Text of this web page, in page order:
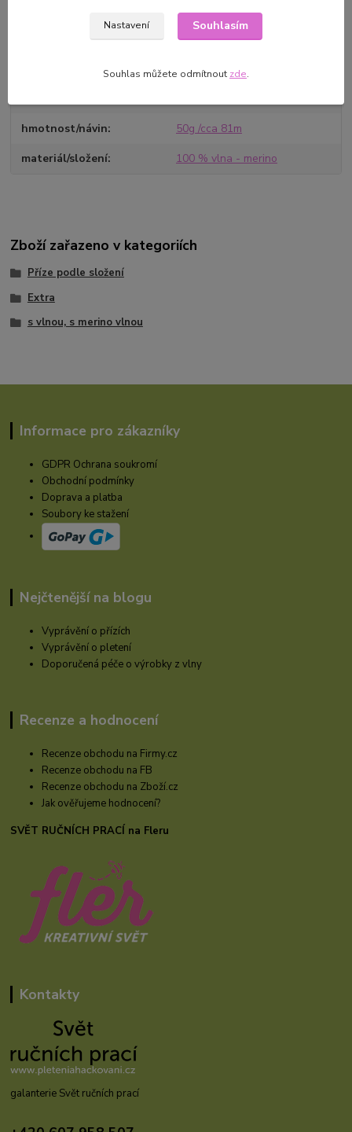
Výrobce/dovozce
VlnaHep s.r.o. Polní 222 41, 48
hmotnost/návin 50g /cca 81m
materiál/složení 100 % vlna - merino
Zboží zařazeno v kategoriích
Příze podle složení
Extra
s vlnou, s merino vlnou
Informace pro zákazníky
GDPR Ochrana soukromí
Obchodní podmínky
Doprava a platba
Soubory ke stažení
Nejčtenější na blogu
Vyprávění o přízích
Vyprávění o pletení
Doporučená péče o výrobky z vlny
Recenze a hodnocení
Recenze obchodu na Firmy.cz
Recenze obchodu na FB
Recenze obchodu na Zboží.cz
Jak ověřujeme hodnocení?
SVĚT RUČNÍCH PRACÍ na Fleru
Kontakty
galanterie Svět ručních prací
Nastavení Souhlasím
Souhlas můžete odmítnout zde.